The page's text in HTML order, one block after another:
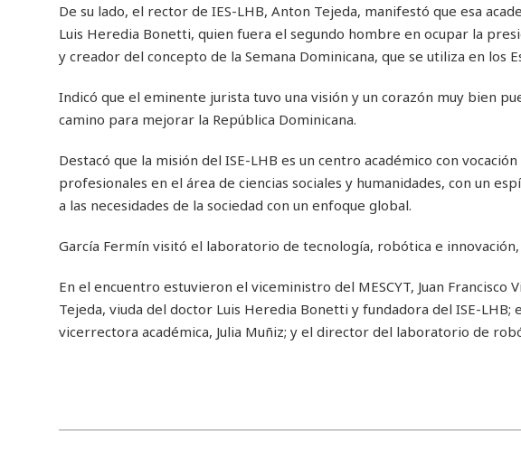
De su lado, el rector de IES-LHB, Anton Tejeda, manifestó que esa
Luis Heredia Bonetti, quien fuera el segundo hombre en ocupar la
y creador del concepto de la Semana Dominicana, que se utiliza en los
Indicó que el eminente jurista tuvo una visión y un corazón muy bien
camino para mejorar la República Dominicana.
Destacó que la misión del ISE-LHB es un centro académico con
profesionales en el área de ciencias sociales y humanidades, con un
a las necesidades de la sociedad con un enfoque global.
García Fermín visitó el laboratorio de tecnología, robótica e
En el encuentro estuvieron el viceministro del MESCYT, Juan
Tejeda, viuda del doctor Luis Heredia Bonetti y fundadora del ISE-
vicerrectora académica, Julia Muñiz; y el director del laboratorio de